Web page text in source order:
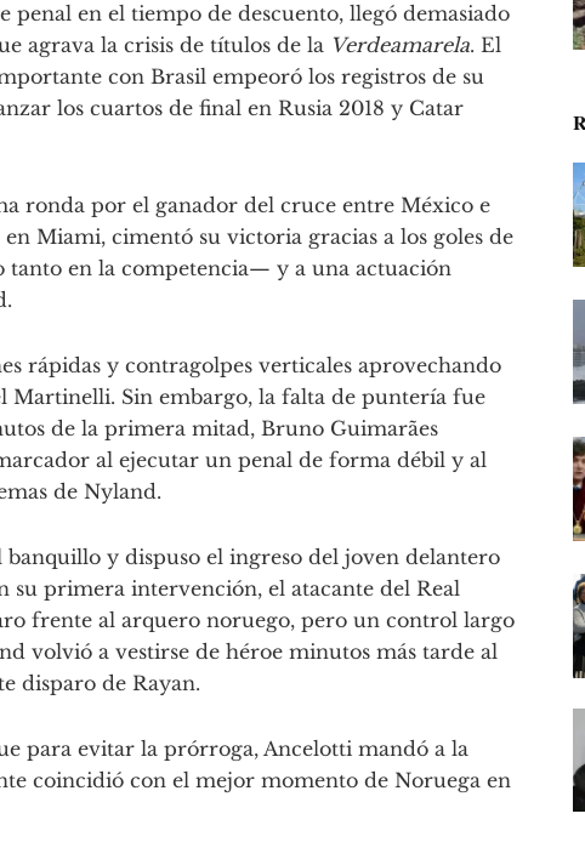
penal en el tiempo de descuento, llegó demasiado
agrava la crisis de títulos de la Verdeamarela. El
con Brasil empeoró los registros de su
los cuartos de final en Rusia 2018 y Catar
ronda por el ganador del cruce entre México e
Miami, cimentó su victoria gracias a los goles de
en la competencia— y a una actuación
rápidas y contragolpes verticales aprovechando
Martinelli. Sin embargo, la falta de puntería fue
de la primera mitad, Bruno Guimarães
al ejecutar un penal de forma débil y al
de Nyland.
y dispuso el ingreso del joven delantero
su primera intervención, el atacante del Real
frente al arquero noruego, pero un control largo
volvió a vestirse de héroe minutos más tarde al
disparo de Rayan.
para evitar la prórroga, Ancelotti mandó a la
coincidió con el mejor momento de Noruega en